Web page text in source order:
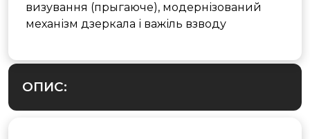
визування (прыгаюче), модернізований
механізм дзеркала і важіль взводу
ОПИС: